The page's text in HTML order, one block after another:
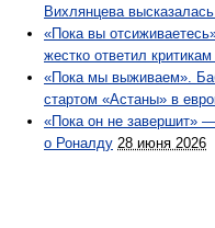
Вихлянцева
«Пока вы
жестко ответил
«Пока мы выживаем».
стартом «Астаны» в
«Пока он не завершит»
о Роналду 28 июня 2026